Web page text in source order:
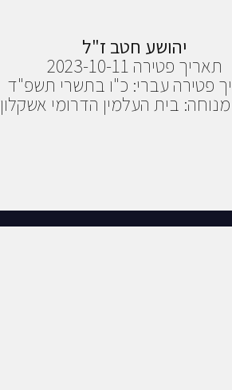
יהושע חטב ז"ל
תאריך פטירה 2023-10-11
פטירה עברי: כ"ו בתשרי תשפ"ד
בית העלמין הדרומי אשקלון